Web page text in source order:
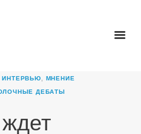
,ИНТЕРВЬЮ
МНЕНИЕ
ДЕБАТЫ